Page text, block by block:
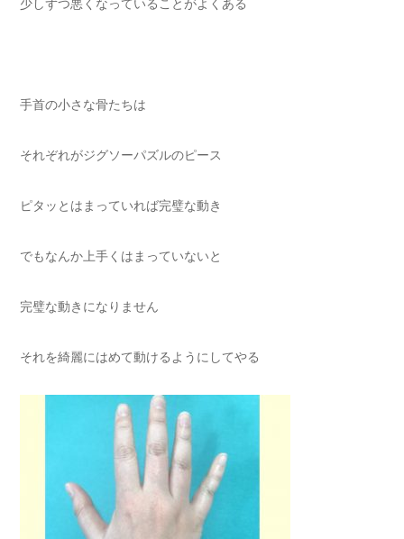
少しずつ悪くなっていることがよくある
手首の小さな骨たちは
それぞれがジグソーパズルのピース
ピタッとはまっていれば完璧な動き
でもなんか上手くはまっていないと
完璧な動きになりません
それを綺麗にはめて動けるようにしてやる